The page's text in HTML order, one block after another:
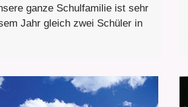
ganze Schulfamilie ist sehr
Jahr gleich zwei Schüler in